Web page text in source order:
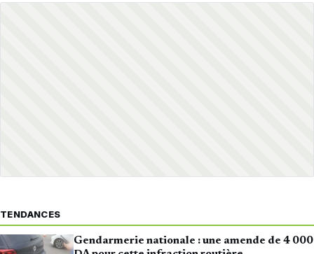
TENDANCES
Gendarmerie nationale : une amende de 4 000